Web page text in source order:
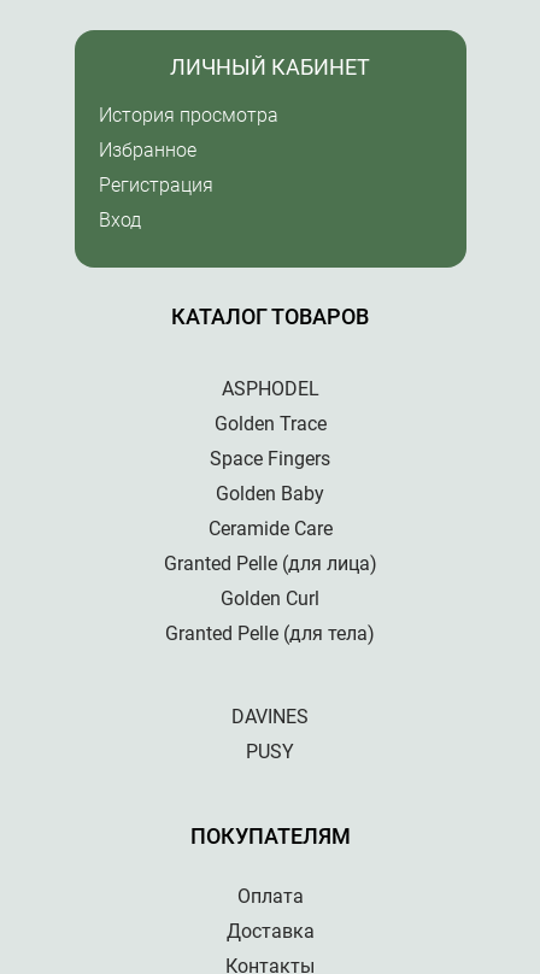
КАТАЛОГ ТОВАРОВ
ASPHODEL
Golden Trace
Space Fingers
Golden Baby
Ceramide Care
Granted Pelle (для лица)
Golden Curl
Granted Pelle (для тела)
DAVINES
PUSY
ПОКУПАТЕЛЯМ
Оплата
Доставка
Контакты
ЛИЧНЫЙ КАБИНЕТ
История просмотра
Избранное
Регистрация
Вход